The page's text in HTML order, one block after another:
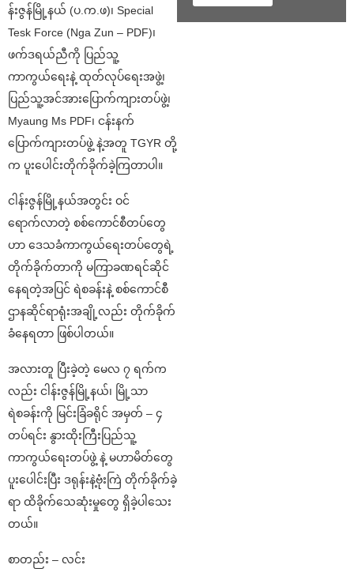
န်းဇွန်မြို့နယ် (ပ.က.ဖ)၊ Special
Tesk Force (Nga Zun – PDF)၊
ဖက်ဒရယ်ညီကို ပြည်သူ့
ကာကွယ်ရေးနဲ့ ထုတ်လုပ်ရေးအဖွဲ့၊
ပြည်သူ့အင်အားပြောက်ကျားတပ်ဖွဲ့၊
Myaung Ms PDF၊ ငန်းနက်
ပြောက်ကျားတပ်ဖွဲ့ နဲ့အတူ TGYR တို့
က ပူးပေါင်းတိုက်ခိုက်ခဲ့ကြတာပါ။
ငါန်းဇွန်မြို့နယ်အတွင်း ဝင်
ရောက်လာတဲ့ စစ်ကောင်စီတပ်တွေ
ဟာ ဒေသခံကာကွယ်ရေးတပ်တွေရဲ့
တိုက်ခိုက်တာကို မကြာခဏရင်ဆိုင်
နေရတဲ့အပြင် ရဲစခန်းနဲ့ စစ်ကောင်စီ
ဌာနဆိုင်ရာရုံးအချို့လည်း တိုက်ခိုက်
ခံနေရတာ ဖြစ်ပါတယ်။
အလားတူ ပြီးခဲ့တဲ့ မေလ ၇ ရက်က
လည်း ငါန်းဇွန်မြို့နယ်၊ မြို့သာ
ရဲစခန်းကို မြင်းခြံခရိုင် အမှတ် – ၄
တပ်ရင်း နွားထိုးကြီးပြည်သူ့
ကာကွယ်ရေးတပ်ဖွဲ့ နဲ့ မဟာမိတ်တွေ
ပူးပေါင်းပြီး ဒရုန်းနဲ့ဗုံးကြဲ တိုက်ခိုက်ခဲ့
ရာ ထိခိုက်သေဆုံးမှုတွေ ရှိခဲ့ပါသေး
တယ်။
စာတည်း – လင်း